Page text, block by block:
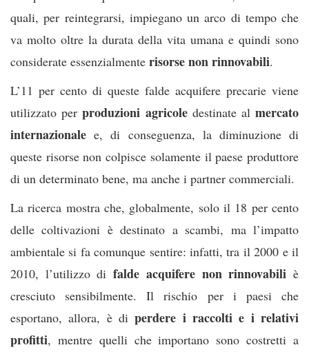
quali, per reintegrarsi, impiegano un arco di tempo che
va molto oltre la durata della vita umana e quindi sono
considerate essenzialmente risorse non rinnovabili.
L’11 per cento di queste falde acquifere precarie viene
utilizzato perproduzioni agricoledestinate almercato
internazionale e, di conseguenza, la diminuzione di
queste risorse non colpisce solamente il paese produttore
di un determinato bene, ma anche i partner commerciali.
La ricerca mostra che, globalmente, solo il 18 per cento
delle coltivazioni è destinato a scambi, ma l’impatto
ambientale si fa comunque sentire: infatti, tra il 2000 e il
2010, l’utilizzo difalde acquifere non rinnovabili è
cresciuto sensibilmente. Il rischio per i paesi che
esportano, allora, è diperdere i raccolti e i relativi
profitti, mentre quelli che importano sono costretti a